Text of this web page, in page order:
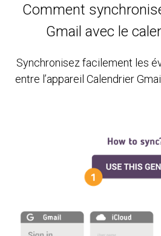
Comment
Gmail avec le
Synchronisez facilement les
entre l’appareil Calendrier